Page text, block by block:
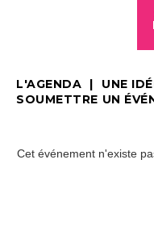
L'AGENDA
UNE
SOUMETTRE UN
Cet événement n'existe